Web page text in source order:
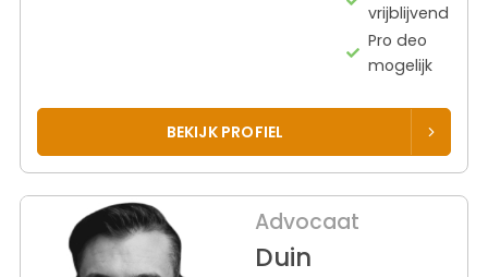
vrijblijvend
Pro deo
mogelijk
BEKIJK PROFIEL
Advocaat
Duin